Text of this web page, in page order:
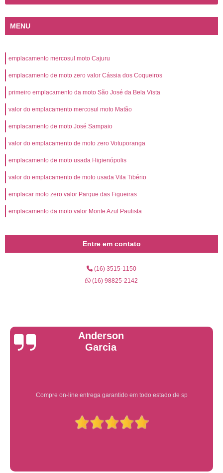
MENU
emplacamento mercosul moto Cajuru
emplacamento de moto zero valor Cássia dos Coqueiros
primeiro emplacamento da moto São José da Bela Vista
valor do emplacamento mercosul moto Matão
emplacamento de moto José Sampaio
valor do emplacamento de moto zero Votuporanga
emplacamento de moto usada Higienópolis
valor do emplacamento de moto usada Vila Tibério
emplacar moto zero valor Parque das Figueiras
emplacamento da moto valor Monte Azul Paulista
Entre em contato
(16) 3515-1150
(16) 98825-2142
Yuri Martins
Ótimo atendimento